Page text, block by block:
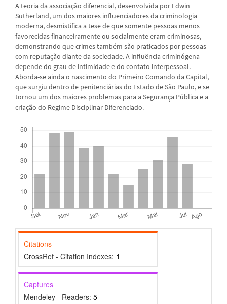
A teoria da associação diferencial, desenvolvida por Edwin
Sutherland, um dos maiores influenciadores da criminologia
moderna, desmistifica a tese de que somente pessoas menos
favorecidas financeiramente ou socialmente eram criminosas,
demonstrando que crimes também são praticados por pessoas
com reputação diante da sociedade. A influência criminógena
depende do grau de intimidade e do contato interpessoal.
Aborda-se ainda o nascimento do Primeiro Comando da Capital,
que surgiu dentro de penitenciárias do Estado de São Paulo, e se
tornou um dos maiores problemas para a Segurança Pública e a
criação do Regime Disciplinar Diferenciado.
Citations
CrossRef - Citation Indexes: 1
Captures
Mendeley - Readers: 5